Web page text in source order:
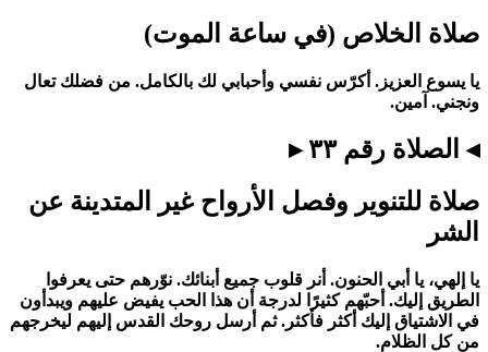
صلاة الخلاص (في ساعة الموت)
يا يسوع العزيز. أكرّس نفسي وأحبابي لك بالكامل. من فضلك تعال
ونجني. آمين.
◂ الصلاة رقم ٣٣ ▸
صلاة للتنوير وفصل الأرواح غير المتدينة عن
الشر
يا إلهي، يا أبي الحنون. أنر قلوب جميع أبنائك. نوّرهم حتى يعرفوا
الطريق إليك. أحبّهم كثيرًا لدرجة أن هذا الحب يفيض عليهم ويبدأون
في الاشتياق إليك أكثر فأكثر. ثم أرسل روحك القدس إليهم ليخرجهم
من كل الظلام.